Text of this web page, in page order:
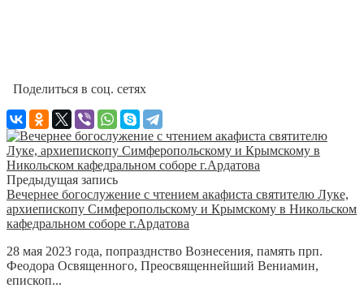
Поделиться в соц. сетях
Предыдущая запись
Вечернее богослужение с чтением акафиста святителю Луке,
архиепископу Симферопольскому и Крымскому в Никольском
кафедральном соборе г.Ардатова
28 мая 2023 года, попразднство Вознесения, память прп.
Феодора Освященного, Преосвященнейший Вениамин,
епископ...